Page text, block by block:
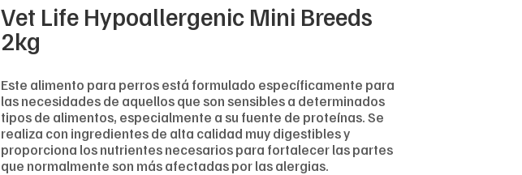
Vet Life Hypoallergenic Mini Breeds
2kg
Este alimento para perros está formulado específicamente para
las necesidades de aquellos que son sensibles a determinados
tipos de alimentos, especialmente a su fuente de proteínas. Se
realiza con ingredientes de alta calidad muy digestibles y
proporciona los nutrientes necesarios para fortalecer las partes
que normalmente son más afectadas por las alergias.